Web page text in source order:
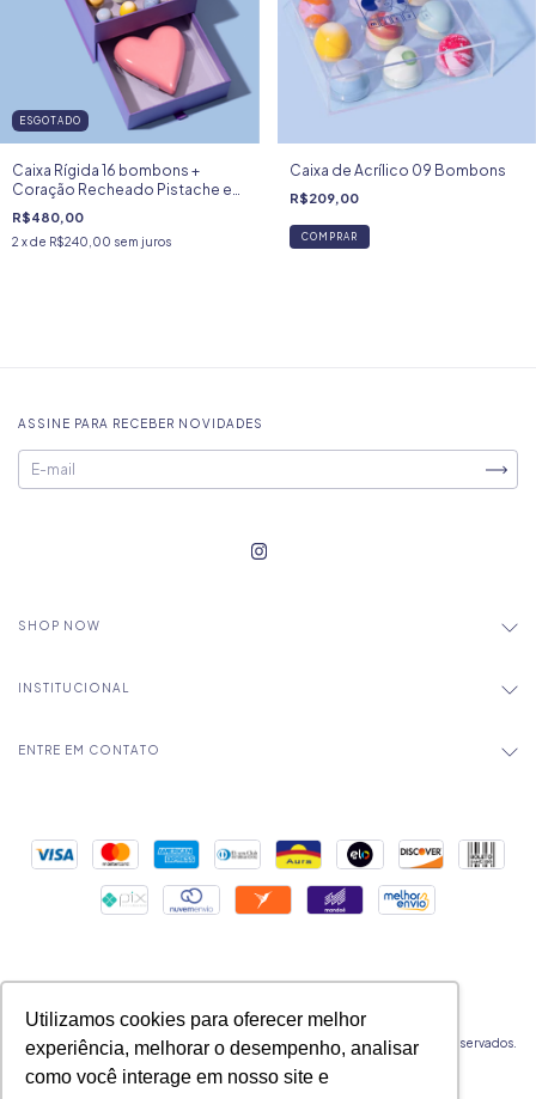
Utilizamos cookies para oferecer melhor
experiência, melhorar o desempenho, analisar
como você interage em nosso site e
ESGOTADO
Caixa Rígida 16 bombons +
Coração Recheado Pistache e
Framboesa
R$480,00
2 x de R$240,00 sem juros
Caixa de Acrílico 09 Bombons
R$209,00
COMPRAR
ASSINE PARA RECEBER NOVIDADES
SHOP NOW
INSTITUCIONAL
ENTRE EM CONTATO
Copyright Mica Chocolates - 32524177000183 - 2026. Todos os direitos reservados.